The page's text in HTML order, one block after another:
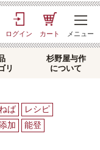
ログイン カート メニュー
リ
杉野屋与作
について
った活用レシピ
ば
レシピ
加
能登